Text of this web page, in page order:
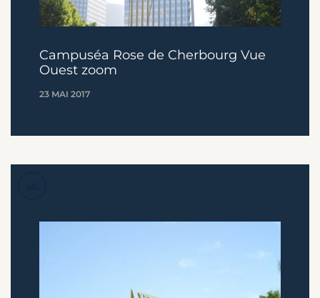
Campuséa Rose de Cherbourg Vue
Ouest zoom
23 MAI 2017